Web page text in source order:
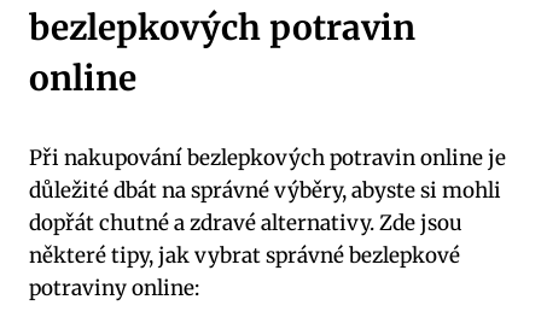
bezlepkových potravin
online
Při nakupování bezlepkových potravin online je
důležité dbát na správné výběry, abyste si mohli
dopřát chutné a zdravé alternativy. Zde jsou
některé tipy, jak vybrat správné bezlepkové
potraviny online: